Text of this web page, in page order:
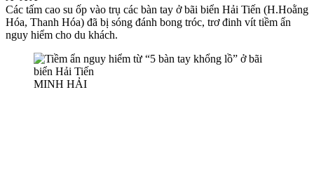
Các tấm cao su ốp vào trụ các bàn tay ở bãi biển Hải Tiến (H.Hoằng
Hóa, Thanh Hóa) đã bị sóng đánh bong tróc, trơ đinh vít tiềm ẩn
nguy hiểm cho du khách.
MINH HẢI